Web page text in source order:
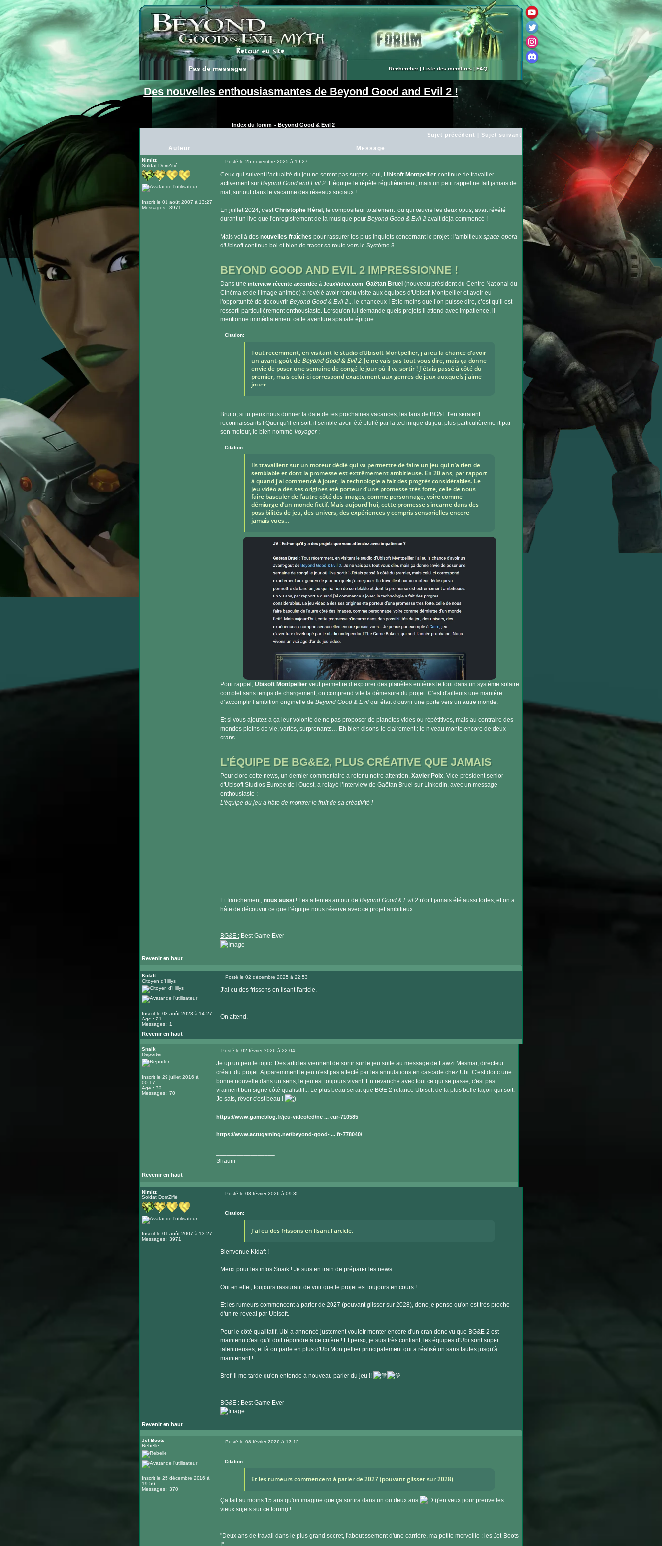
Pas de messages
Pas de messages Rechercher| Liste des membres|FAQ
Des nouvelles enthousiasmantes de Beyond Good and Evil 2 !
Index du forum» Beyond Good & Evil 2
Sujet précédent | Sujet suivant
Auteur Message
Nimitz
Soldat DomZifié
Inscrit le 01 août 2007 à 13:27
Messages : 3971
Posté le 25 novembre 2025 à 19:27
Ceux qui suivent l’actualité du jeu ne seront pas surpris : oui, Ubisoft Montpelliercontinue de travailler
activement sur Beyond Good and Evil 2. L’équipe le répète régulièrement, mais un petit rappel ne fait jamais de
mal, surtout dans le vacarme des réseaux sociaux !
En juillet 2024, c'estChristophe Héral , le compositeur totalement fou qui œuvre les deux opus, avait révélé
durant un live que l'enregistrement de la musique pour Beyond Good & Evil 2avait déjà commencé !
Mais voilà des nouvelles fraîches pour rassurer les plus inquiets concernant le projet : l'ambitieux space-opera
d'Ubisoft continue bel et bien de tracer sa route vers le Système 3 !
BEYOND GOOD AND EVIL 2 IMPRESSIONNE !
Dans une interview récente accordée à JeuxVideo.com, Gaëtan Bruel (nouveau président du Centre National du
Cinéma et de l’image animée) a révélé avoir rendu visite aux équipes d'Ubisoft Montpellier et avoir eu
l'opportunité de découvrir Beyond Good & Evil 2... le chanceux ! Et le moins que l’on puisse dire, c’est qu’il est
ressorti particulièrement enthousiaste. Lorsqu'on lui demande quels projets il attend avec impatience, il
mentionne immédiatement cette aventure spatiale épique :
Citation:
Tout récemment, en visitant le studio d’Ubisoft Montpellier, j'ai eu la chance d'avoir
un avant-goût de Beyond Good & Evil 2. Je ne vais pas tout vous dire, mais ça donne
envie de poser une semaine de congé le jour où il va sortir ! J'étais passé à côté du
premier, mais celui-ci correspond exactement aux genres de jeux auxquels j'aime
jouer.
Bruno, si tu peux nous donner la date de tes prochaines vacances, les fans de BG&E t'en seraient
reconnaissants ! Quoi qu’il en soit, il semble avoir été bluffé par la technique du jeu, plus particulièrement par
son moteur, le bien nommé Voyager:
Citation:
Ils travaillent sur un moteur dédié qui va permettre de faire un jeu qui n’a rien de
semblable et dont la promesse est extrêmement ambitieuse. En 20 ans, par rapport
à quand j'ai commencé à jouer, la technologie a fait des progrès considérables. Le
jeu vidéo a dès ses origines été porteur d’une promesse très forte, celle de nous
faire basculer de l’autre côté des images, comme personnage, voire comme
démiurge d’un monde fictif. Mais aujourd'hui, cette promesse s’incarne dans des
possibilités de jeu, des univers, des expériences y compris sensorielles encore
jamais vues…
Pour rappel, Ubisoft Montpellierveut permettre d’explorer des planètes entières le tout dans un système solaire
complet sans temps de chargement, on comprend vite la démesure du projet. C’est d'ailleurs une manière
d’accomplir l’ambition originelle de Beyond Good & Evilqui était d'ouvrir une porte vers un autre monde.
Et si vous ajoutez à ça leur volonté de ne pas proposer de planètes vides ou répétitives, mais au contraire des
mondes pleins de vie, variés, surprenants… Eh bien disons-le clairement : le niveau monte encore de deux
crans.
L'ÉQUIPE DE BG&E2, PLUS CRÉATIVE QUE JAMAIS
Pour clore cette news, un dernier commentaire a retenu notre attention. Xavier Poix, Vice-président senior
d'Ubisoft Studios Europe de l'Ouest, a relayé l’interview de Gaëtan Bruel sur LinkedIn, avec un message
enthousiaste :
L'équipe du jeu a hâte de montrer le fruit de sa créativité !
Et franchement, nous aussi! Les attentes autour de Beyond Good & Evil 2n'ont jamais été aussi fortes, et on a
hâte de découvrir ce que l’équipe nous réserve avec ce projet ambitieux.
BG&E :Best Game Ever
Revenir en haut
le
site
Kidaft
Citoyen d'Hillys
Inscrit le 03 août 2023 à 14:27
Age : 21
Messages : 1
Posté le 02 décembre 2025 à 22:53
J'ai eu des frissons en lisant l'article.
On attend.
Revenir en haut
Snaik
Reporter
Inscrit le 29 juillet 2016 à
00:17
Age : 32
Messages : 70
Posté le 02 février 2026 à 22:04
Je up un peu le topic. Des articles viennent de sortir sur le jeu suite au message de Fawzi Mesmar, directeur
créatif du projet. Apparemment le jeu n'est pas affecté par les annulations en cascade chez Ubi. C'est donc une
bonne nouvelle dans un sens, le jeu est toujours vivant. En revanche avec tout ce qui se passe, c'est pas
vraiment bon signe côté qualitatif... Le plus beau serait que BGE 2 relance Ubisoft de la plus belle façon qui soit.
Je sais, rêver c'est beau !
https://www.gameblog.fr/jeu-video/ed/ne ... eur-710585
https://www.actugaming.net/beyond-good- ... ft-778040/
Shauni
Revenir en haut
Nimitz
Soldat DomZifié
Inscrit le 01 août 2007 à 13:27
Messages : 3971
Posté le 08 février 2026 à 09:35
Citation:
J'ai eu des frissons en lisant l'article.
Bienvenue Kidaft !
Merci pour les infos Snaik ! Je suis en train de préparer les news.
Oui en effet, toujours rassurant de voir que le projet est toujours en cours !
Et les rumeurs commencent à parler de 2027 (pouvant glisser sur 2028), donc je pense qu'on est très proche
d'un re-reveal par Ubisoft.
Pour le côté qualitatif, Ubi a annoncé justement vouloir monter encore d'un cran donc vu que BG&E 2 est
maintenu c'est qu'il doit répondre à ce critère ! Et perso, je suis très confiant, les équipes d'Ubi sont super
talentueuses, et là on parle en plus d'Ubi Montpellier principalement qui a réalisé un sans fautes jusqu'à
maintenant !
Bref, il me tarde qu'on entende à nouveau parler du jeu !!
BG&E :Best Game Ever
Revenir en haut
Visiter
site
Jet-Boots
Rebelle
Inscrit le 25 décembre 2016 à
19:56
Messages : 370
Posté le 08 février 2026 à 13:15
Citation:
Et les rumeurs commencent à parler de 2027 (pouvant glisser sur 2028)
Ça fait au moins 15 ans qu'on imagine que ça sortira dans un ou deux ans
(j'en veux pour preuve les
vieux sujets sur ce forum) !
"Deux ans de travail dans le plus grand secret, l'aboutissement d'une carrière, ma petite merveille : les Jet-Boots
!"